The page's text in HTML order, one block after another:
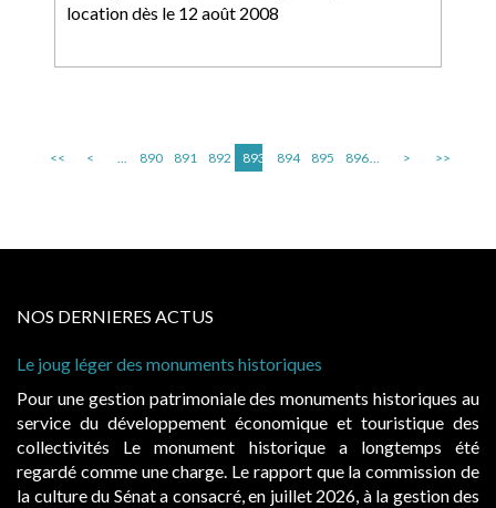
location dès le 12 août 2008
<< < ... 890 891 892 893 894 895 896... > >>
NOS DERNIERES ACTUS
Le joug léger des monuments historiques
Pour une gestion patrimoniale des monuments historiques au
service du développement économique et touristique des
collectivités Le monument historique a longtemps été
regardé comme une charge. Le rapport que la commission de
la culture du Sénat a consacré, en juillet 2026, à la gestion des